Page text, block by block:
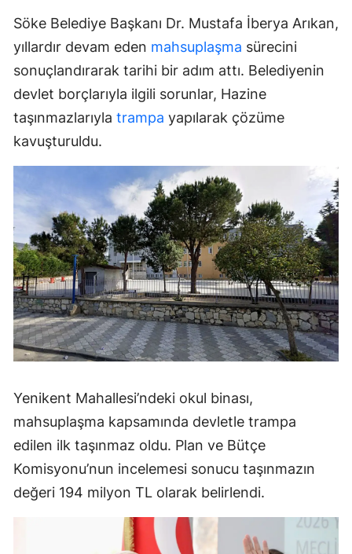
Söke Belediye Başkanı Dr. Mustafa İberya Arıkan,
yıllardır devam eden mahsuplaşma sürecini
sonuçlandırarak tarihi bir adım attı. Belediyenin
devlet borçlarıyla ilgili sorunlar, Hazine
taşınmazlarıyla trampa yapılarak çözüme
kavuşturuldu.
Yenikent Mahallesi’ndeki okul binası,
mahsuplaşma kapsamında devletle trampa
edilen ilk taşınmaz oldu. Plan ve Bütçe
Komisyonu’nun incelemesi sonucu taşınmazın
değeri 194 milyon TL olarak belirlendi.